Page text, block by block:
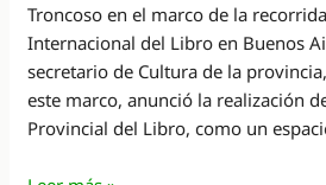
Troncoso en el marco de la
Internacional del Libro en Buenos
secretario de Cultura de la
este marco, anunció la realización
Provincial del Libro, como un